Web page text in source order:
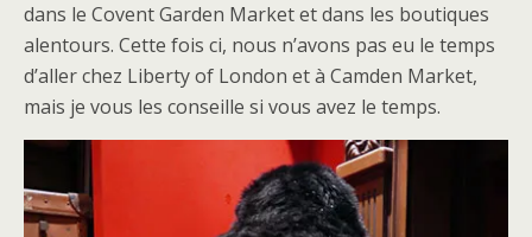
dans le Covent Garden Market et dans les boutiques
alentours. Cette fois ci, nous n’avons pas eu le temps
d’aller chez Liberty of London et à Camden Market,
mais je vous les conseille si vous avez le temps.